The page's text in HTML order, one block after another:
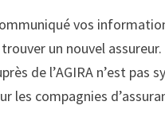
vos
un nouvel
de l’AGIRA n’est pas
les compagnies